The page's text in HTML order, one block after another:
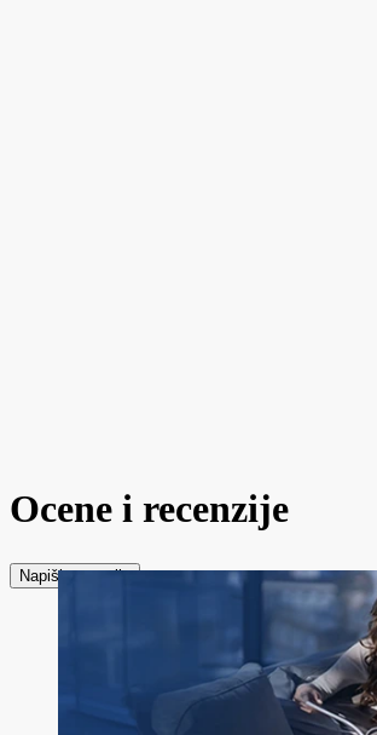
Ocene i recenzije
Napiši recenziju